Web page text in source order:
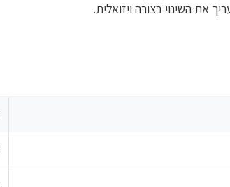
את השינוי בצורה ויזואלית.